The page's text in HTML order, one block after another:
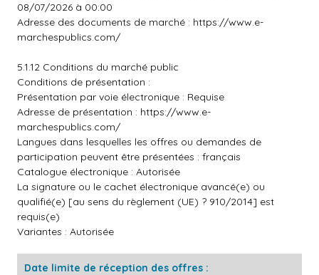
08/07/2026 à 00:00
Adresse des documents de marché : https://www.e-
marchespublics.com/
5.1.12 Conditions du marché public
Conditions de présentation :
Présentation par voie électronique : Requise
Adresse de présentation : https://www.e-
marchespublics.com/
Langues dans lesquelles les offres ou demandes de
participation peuvent être présentées : français
Catalogue électronique : Autorisée
La signature ou le cachet électronique avancé(e) ou
qualifié(e) [au sens du règlement (UE) ? 910/2014] est
requis(e)
Variantes : Autorisée
Date limite de réception des offres :